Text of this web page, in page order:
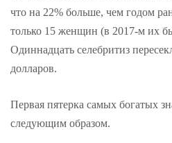
что на 22% больше, чем годом
только 15 женщин (в 2017-м их
Одиннадцать селебритиз
долларов.
Первая пятерка самых богатых
следующим образом.